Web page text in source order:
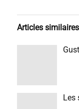
Articles similaires
Les